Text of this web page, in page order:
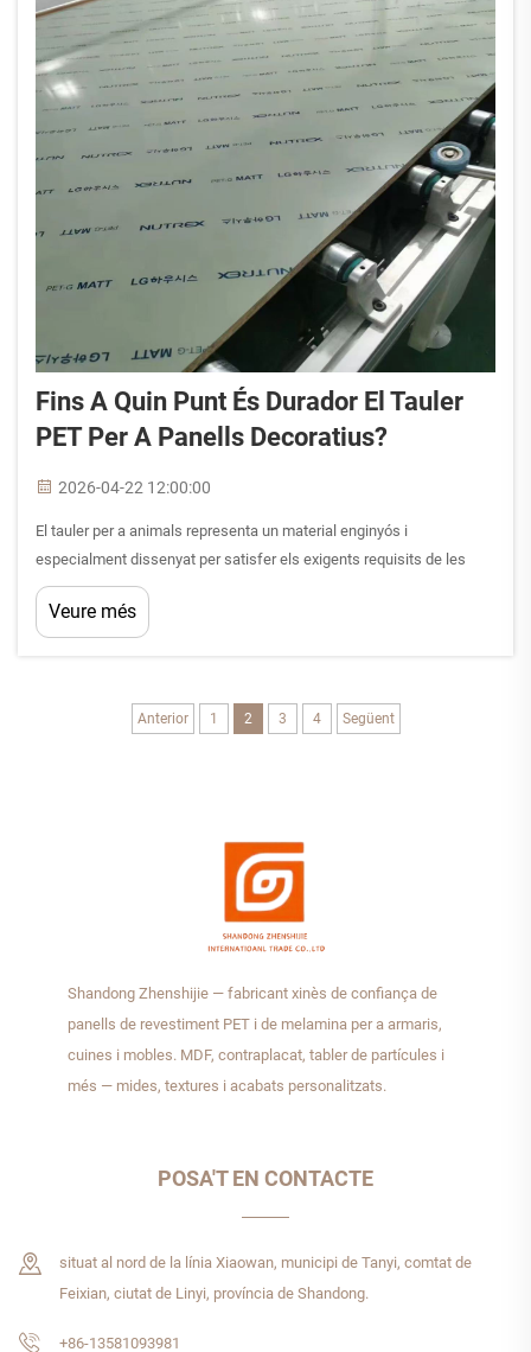
Fins A Quin Punt És Durador El Tauler
PET Per A Panells Decoratius?
2026-04-22 12:00:00
El tauler per a animals representa un material enginyós i
especialment dissenyat per satisfer els exigents requisits de les
aplicacions decoratives modernes, combinant l’estabilitat del suport
amb pel·lícules superficials d’alt rendiment. La comprensió de les
Veure més
Anterior 1 2 3 4 Següent
Shandong Zhenshijie — fabricant xinès de confiança de
panells de revestiment PET i de melamina per a armaris,
cuines i mobles. MDF, contraplacat, tabler de partícules i
més — mides, textures i acabats personalitzats.
POSA'T EN CONTACTE
situat al nord de la línia Xiaowan, municipi de Tanyi, comtat de
Feixian, ciutat de Linyi, província de Shandong.
+86-13581093981